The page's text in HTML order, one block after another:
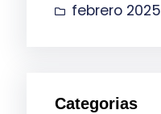
febrero 2025
Categorias